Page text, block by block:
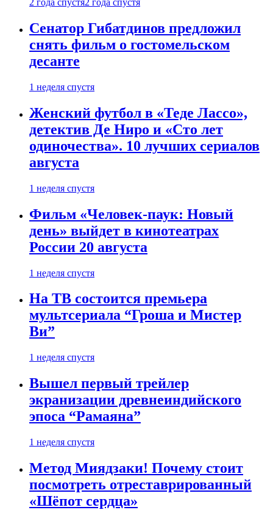
2 года спустя2 года спустя
Сенатор Гибатдинов предложил
снять фильм о гостомельском
десанте
1 неделя спустя
Женский футбол в «Теде Лассо»,
детектив Де Ниро и «Сто лет
одиночества». 10 лучших сериалов
августа
1 неделя спустя
Фильм «Человек-паук: Новый
день» выйдет в кинотеатрах
России 20 августа
1 неделя спустя
На ТВ состоится премьера
мультсериала “Гроша и Мистер
Ви”
1 неделя спустя
Вышел первый трейлер
экранизации древнеиндийского
эпоса “Рамаяна”
1 неделя спустя
Метод Миядзаки! Почему стоит
посмотреть отреставрированный
«Шёпот сердца»